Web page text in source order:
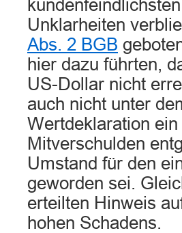
Unklarheiten
Abs. 2 BGB
hier dazu führten,
US-Dollar nicht
auch nicht unter
Wertdeklaration
Mitverschulden
Umstand für den
geworden sei.
erteilten Hinweis
hohen Schadens.